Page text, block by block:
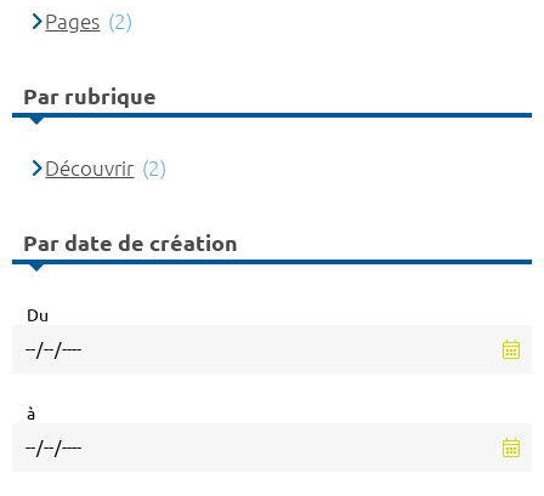
Pages (2)
Par rubrique
Découvrir (2)
Par date de création
Du
à